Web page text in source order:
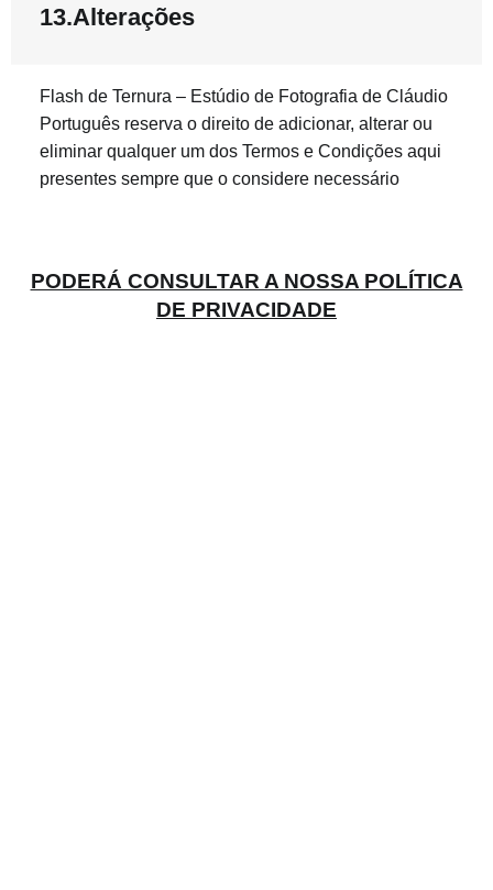
13.Alterações
Flash de Ternura – Estúdio de Fotografia de Cláudio
Português reserva o direito de adicionar, alterar ou
eliminar qualquer um dos Termos e Condições aqui
presentes sempre que o considere necessário
PODERÁ CONSULTAR A NOSSA POLÍTICA
DE PRIVACIDADE